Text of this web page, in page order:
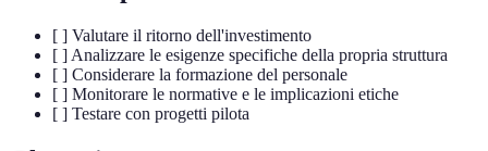
[ ] Valutare il ritorno dell'investimento
[ ] Analizzare le esigenze specifiche della propria struttura
[ ] Considerare la formazione del personale
[ ] Monitorare le normative e le implicazioni etiche
[ ] Testare con progetti pilota